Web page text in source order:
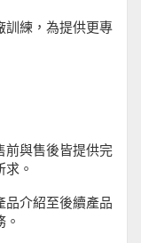
訓練，為提供更專
前與售後皆提供完
。
品介紹至後續產品